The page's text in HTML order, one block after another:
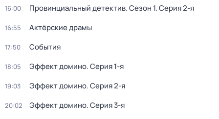
16:00 Провинциальный детектив. Сезон 1. Серия 2-я
16:55 Актёрские драмы
17:50 События
18:05 Эффект домино. Серия 1-я
19:03 Эффект домино. Серия 2-я
20:02 Эффект домино. Серия 3-я